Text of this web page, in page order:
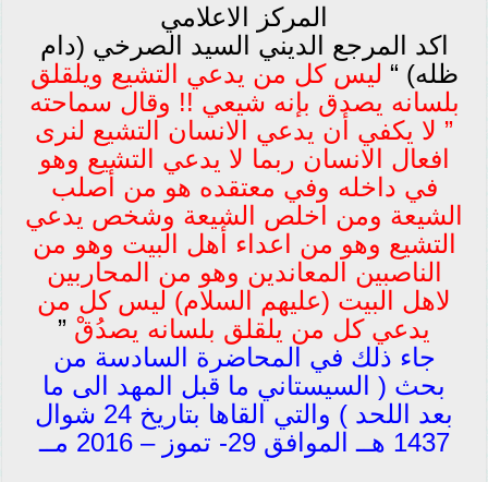
المركز الاعلامي
اكد المرجع الديني السيد الصرخي (دام
ظله) “ ليس كل من يدعي التشيع ويلقلق
بلسانه يصدق بإنه شيعي !! وقال سماحته
” لا يكفي أن يدعي الانسان التشيع لنرى
افعال الانسان ربما لا يدعي التشيع وهو
في داخله وفي معتقده هو من أصلب
الشيعة ومن اخلص الشيعة وشخص يدعي
التشيع وهو من اعداء أهل البيت وهو من
الناصبين المعاندين وهو من المحاربين
لاهل البيت (عليهم السلام) ليس كل من
يدعي كل من يلقلق بلسانه يصدُقْ ”
جاء ذلك في المحاضرة السادسة من
بحث ( السيستاني ما قبل المهد الى ما
بعد اللحد ) والتي القاها بتاريخ 24 شوال
1437 هــ الموافق 29- تموز – 2016 مــ